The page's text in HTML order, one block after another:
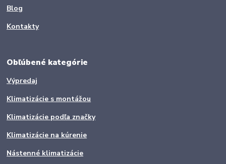
Blog
Kontakty
Obľúbené kategórie
Výpredaj
Klimatizácie s montážou
Klimatizácie podľa značky
Klimatizácie na kúrenie
Nástenné klimatizácie